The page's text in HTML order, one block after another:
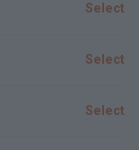
Select
Select
Select